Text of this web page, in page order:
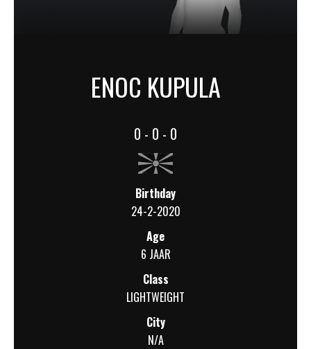
ENOC KUPULA
0 - 0 - 0
Birthday
24-2-2020
Age
6 JAAR
Class
LIGHTWEIGHT
City
N/A